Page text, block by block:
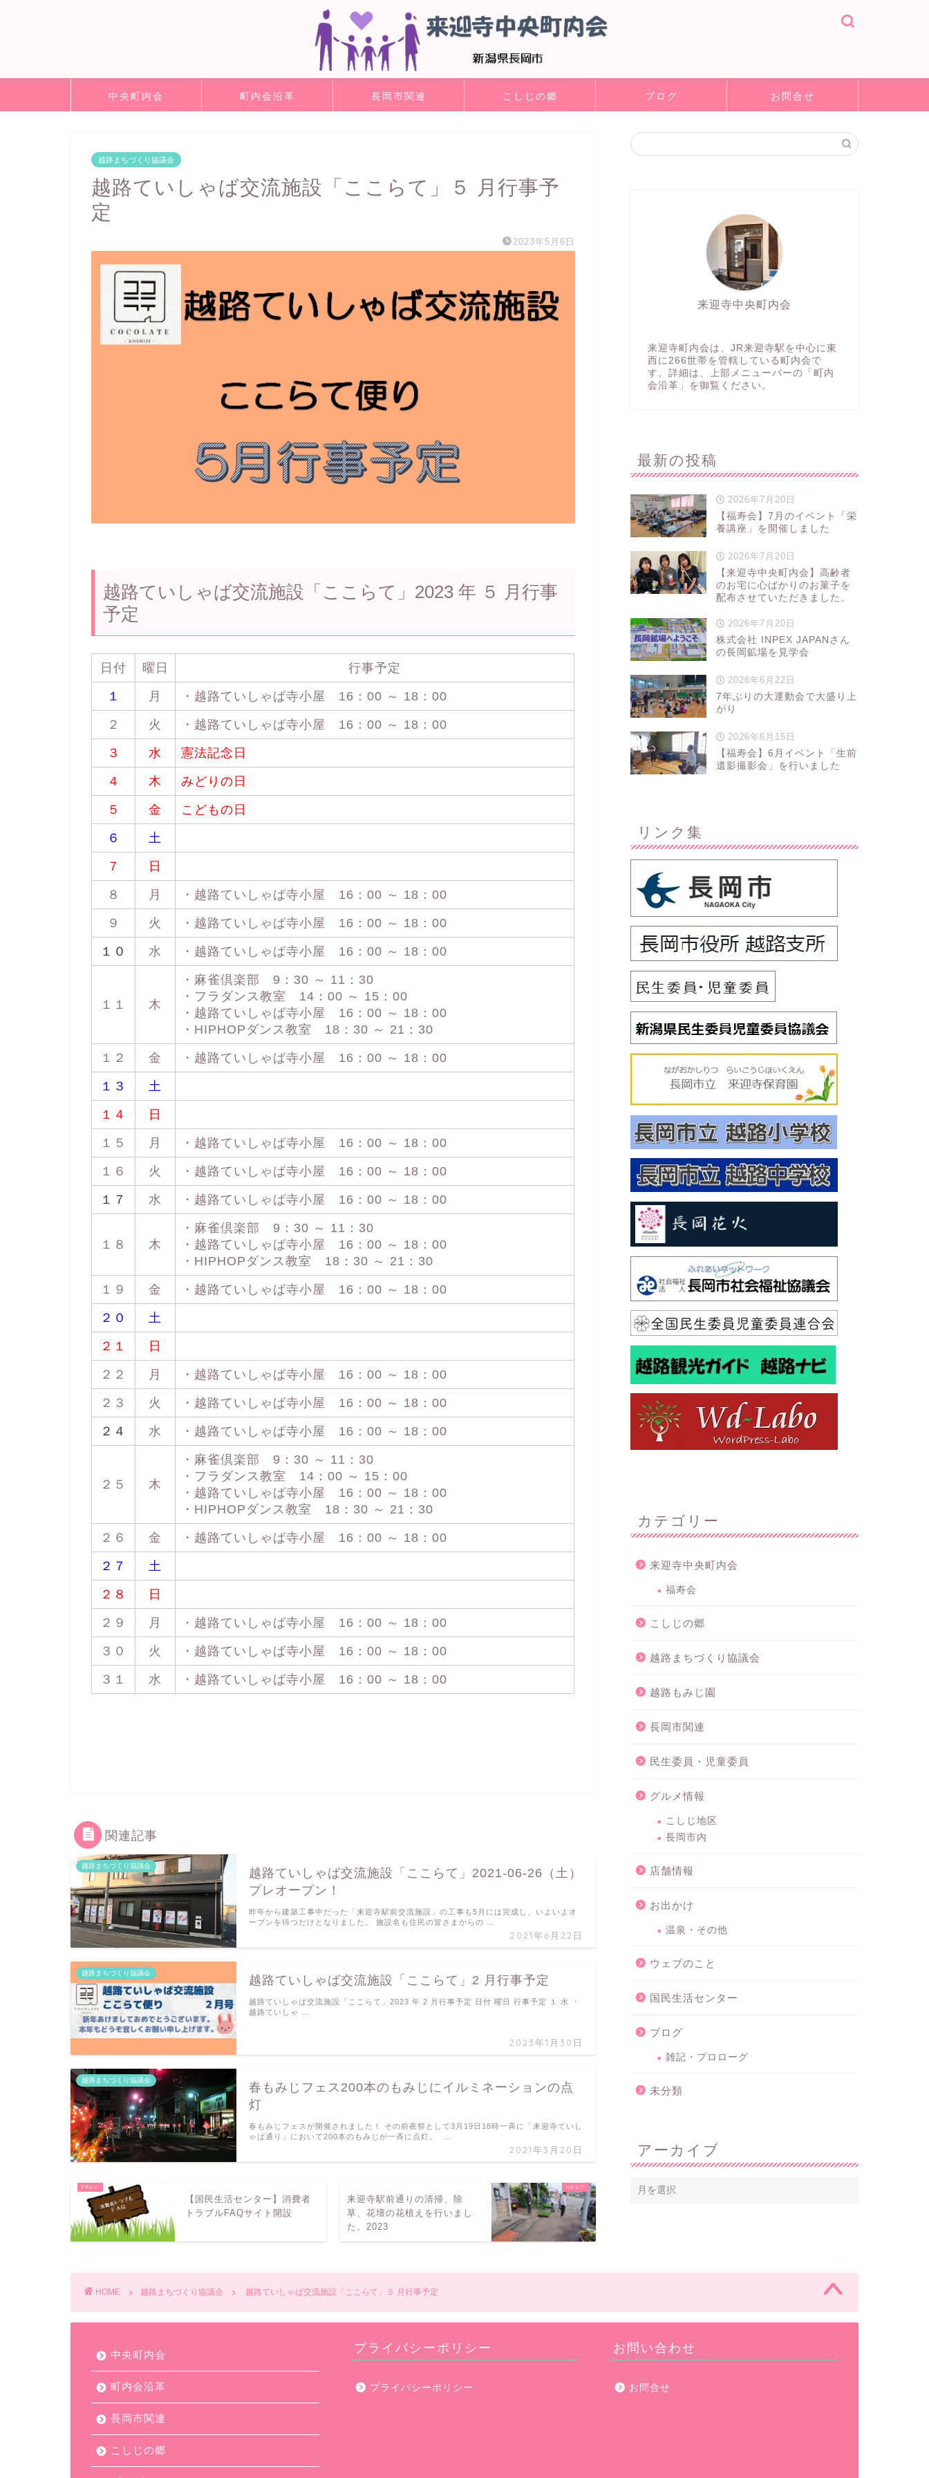
中央町内会 町内会沿革 長岡市関連 こしじの郷 ブログ お問合せ
越路まちづくり協議会
越路ていしゃば交流施設「ここらて」５ 月行事予
定
2023年5月6日
越路ていしゃば交流施設「ここらて」2023 年 ５ 月行事
予定
日付 曜日 行事予定
１ 月 ・越路ていしゃば寺小屋 16：00 ～ 18：00
２ 火 ・越路ていしゃば寺小屋 16：00 ～ 18：00
３ 水 憲法記念日
４ 木 みどりの日
５ 金 こどもの日
６ 土
７ 日
８ 月 ・越路ていしゃば寺小屋 16：00 ～ 18：00
９ 火 ・越路ていしゃば寺小屋 16：00 ～ 18：00
１０ 水 ・越路ていしゃば寺小屋 16：00 ～ 18：00
１１ 木
・麻雀倶楽部 9：30 ～ 11：30
・フラダンス教室 14：00 ～ 15：00
・越路ていしゃば寺小屋 16：00 ～ 18：00
・HIPHOPダンス教室 18：30 ～ 21：30
１２ 金 ・越路ていしゃば寺小屋 16：00 ～ 18：00
１３ 土
１４ 日
１５ 月 ・越路ていしゃば寺小屋 16：00 ～ 18：00
１６ 火 ・越路ていしゃば寺小屋 16：00 ～ 18：00
１７ 水 ・越路ていしゃば寺小屋 16：00 ～ 18：00
１８ 木
・麻雀倶楽部 9：30 ～ 11：30
・越路ていしゃば寺小屋 16：00 ～ 18：00
・HIPHOPダンス教室 18：30 ～ 21：30
１９ 金 ・越路ていしゃば寺小屋 16：00 ～ 18：00
２０ 土
２１ 日
２２ 月 ・越路ていしゃば寺小屋 16：00 ～ 18：00
２３ 火 ・越路ていしゃば寺小屋 16：00 ～ 18：00
２４ 水 ・越路ていしゃば寺小屋 16：00 ～ 18：00
２５ 木
・麻雀倶楽部 9：30 ～ 11：30
・フラダンス教室 14：00 ～ 15：00
・越路ていしゃば寺小屋 16：00 ～ 18：00
・HIPHOPダンス教室 18：30 ～ 21：30
２６ 金 ・越路ていしゃば寺小屋 16：00 ～ 18：00
２７ 土
２８ 日
２９ 月 ・越路ていしゃば寺小屋 16：00 ～ 18：00
３０ 火 ・越路ていしゃば寺小屋 16：00 ～ 18：00
３１ 水 ・越路ていしゃば寺小屋 16：00 ～ 18：00
関連記事
越路まちづくり協議会
越路ていしゃば交流施設「ここらて」2021-06-26（土）
プレオープン！
2021年6月22日
昨年から建築工事中だった「来迎寺駅前交流施設」の工事も5月には完成し、いよいよオ
ープンを待つだけとなりました。 施設名も住民の皆さまからの …
越路まちづくり協議会
越路ていしゃば交流施設「ここらて」2 月行事予定
2023年1月30日
越路ていしゃば交流施設「ここらて」2023 年 2 月行事予定 日付 曜日 行事予定 １ 水 ・
越路ていしゃ …
越路まちづくり協議会
春もみじフェス200本のもみじにイルミネーションの点
灯
2021年3月20日
春もみじフェスが開催されました！ その前夜祭として3月19日18時一斉に「来迎寺ていし
ゃば通り」において200本のもみじが一斉に点灯。 …
【国民生活センター】消費者
トラブルFAQサイト開設
来迎寺駅前通りの清掃、除
草、花壇の花植えを行いまし
た。2023
来迎寺中央町内会
来迎寺町内会は、JR来迎寺駅を中心に東
西に266世帯を管轄している町内会で
す。詳細は、上部メニューバーの「町内
会沿革」を御覧ください。
最新の投稿
2026年7月20日
【福寿会】7月のイベント「栄
養講座」を開催しました
2026年7月20日
【来迎寺中央町内会】高齢者
のお宅に心ばかりのお菓子を
配布させていただきました。
2026年7月20日
株式会社 INPEX JAPANさん
の長岡鉱場を見学会
2026年6月22日
7年ぶりの大運動会で大盛り上
がり
2026年6月15日
【福寿会】6月イベント「生前
遺影撮影会」を行いました
リンク集
カテゴリー
来迎寺中央町内会
福寿会
こしじの郷
越路まちづくり協議会
越路もみじ園
長岡市関連
民生委員・児童委員
グルメ情報
こしじ地区
長岡市内
店舗情報
お出かけ
温泉・その他
ウェブのこと
国民生活センター
ブログ
雑記・プロローグ
未分類
アーカイブ
HOME 越路まちづくり協議会 越路ていしゃば交流施設「ここらて」５ 月行事予定
中央町内会
町内会沿革
長岡市関連
こしじの郷
プライバシーポリシー
プライバシーポリシー
お問い合わせ
お問合せ